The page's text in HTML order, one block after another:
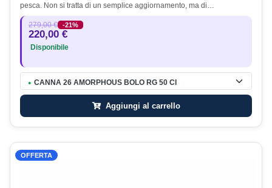
pesca. Non si tratta di un semplice aggiornamento, ma di…
279,00 € -21%
220,00 €
Disponibile
● CANNA 26 AMORPHOUS BOLO RG 50 CI
Aggiungi al carrello
OFFERTA